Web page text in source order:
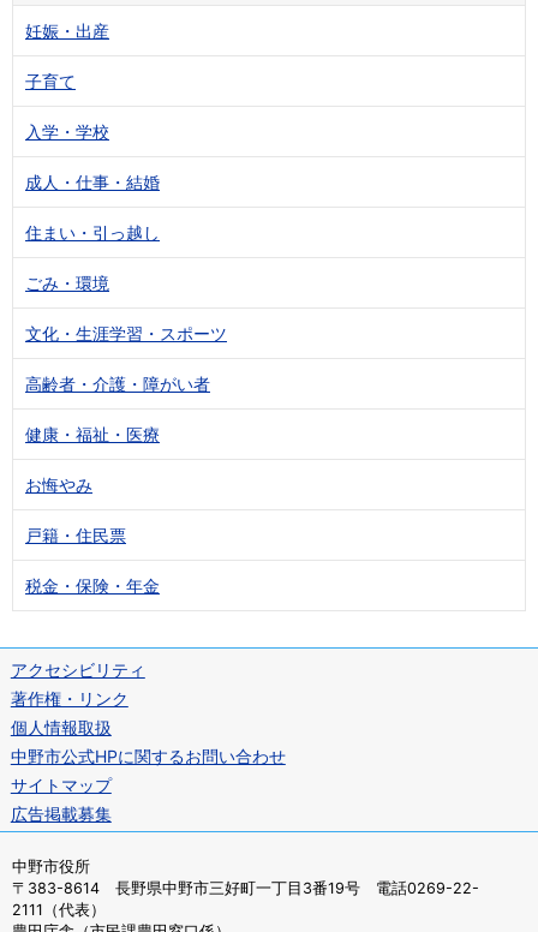
妊娠・出産
子育て
入学・学校
成人・仕事・結婚
住まい・引っ越し
ごみ・環境
文化・生涯学習・スポーツ
高齢者・介護・障がい者
健康・福祉・医療
お悔やみ
戸籍・住民票
税金・保険・年金
アクセシビリティ
著作権・リンク
個人情報取扱
中野市公式HPに関するお問い合わせ
サイトマップ
広告掲載募集
中野市役所
〒383-8614 長野県中野市三好町一丁目3番19号 電話0269-22-
2111（代表）